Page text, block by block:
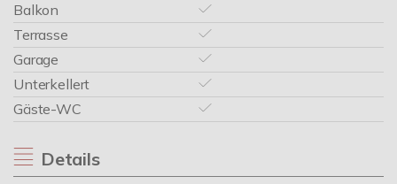
Balkon
Terrasse
Garage
Unterkellert
Gäste-WC
Details